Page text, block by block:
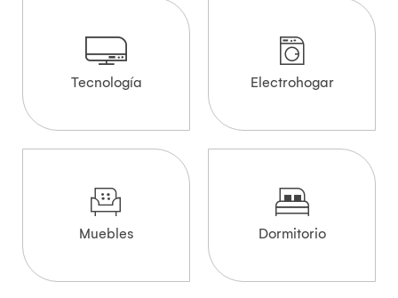
Tecnología Electrohogar
Muebles Dormitorio